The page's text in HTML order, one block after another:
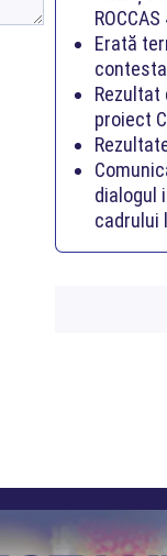
Erată
Rezultat
proiect
dialogul
cadrului